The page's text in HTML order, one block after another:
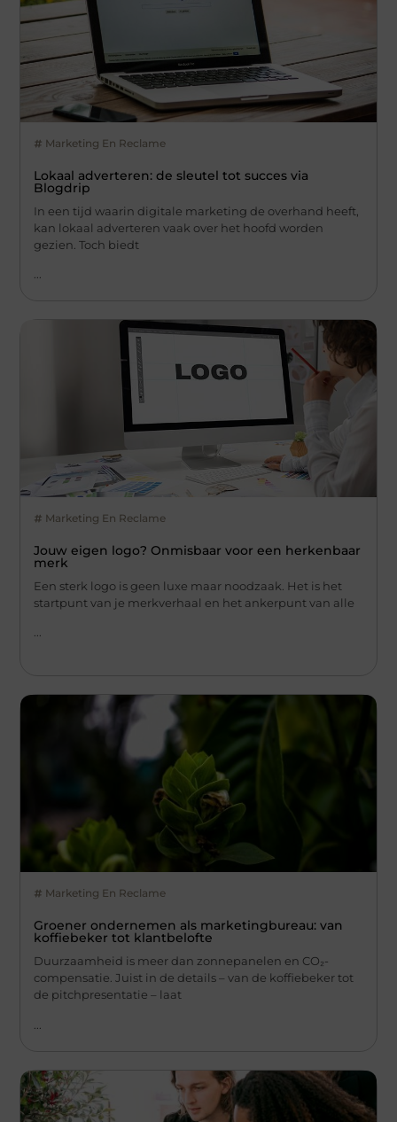
Marketing En Reclame
Lokaal adverteren: de sleutel tot succes via
Blogdrip
In een tijd waarin digitale marketing de overhand heeft,
kan lokaal adverteren vaak over het hoofd worden
gezien. Toch biedt
Marketing En Reclame
Jouw eigen logo? Onmisbaar voor een herkenbaar
merk
Een sterk logo is geen luxe maar noodzaak. Het is het
startpunt van je merkverhaal en het ankerpunt van alle
...
Marketing En Reclame
Groener ondernemen als marketingbureau: van
koffiebeker tot klantbelofte
Duurzaamheid is meer dan zonnepanelen en CO₂-
compensatie. Juist in de details – van de koffiebeker tot
de pitchpresentatie – laat